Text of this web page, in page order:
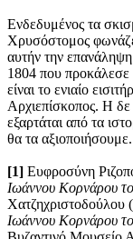
Ενδεδυμένος τα
Χρυσόστομος
αυτήν την επανάληψη
1804 που προκάλεσε
είναι το ενιαίο
Αρχιεπίσκοπος. Η
εξαρτάται από τα
θα τα αξιοποιήσουμε.
[1] Ευφροσύνη
Ιωάννου Κορνάρου
Χατζηχριστοδούλου
Ιωάννου Κορνάρου